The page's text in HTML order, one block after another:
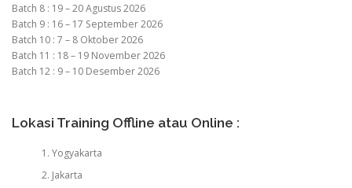
Batch 8 : 19 – 20 Agustus 2026
Batch 9 : 16 – 17 September 2026
Batch 10 : 7 – 8 Oktober 2026
Batch 11 : 18 – 19 November 2026
Batch 12 : 9 – 10 Desember 2026
Lokasi Training Offline atau Online :
Yogyakarta
Jakarta